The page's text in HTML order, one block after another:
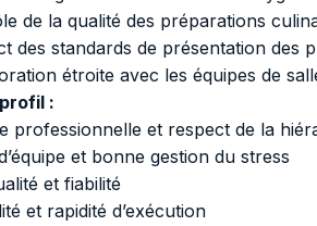
de la qualité des préparations
des standards de présentation des
étroite avec les équipes de
:
professionnelle et respect de la
et bonne gestion du stress
et fiabilité
et rapidité d’exécution